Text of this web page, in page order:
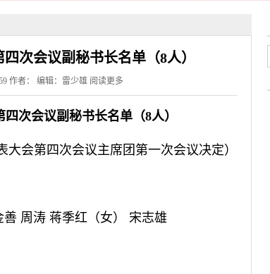
次会议副秘书长名单（8人）
作者： 编辑：雷少雄 阅读更多
次会议副秘书长名单（8人）
大会第四次会议主席团第一次会议决定）
周涛 蒋季红（女） 宋志雄